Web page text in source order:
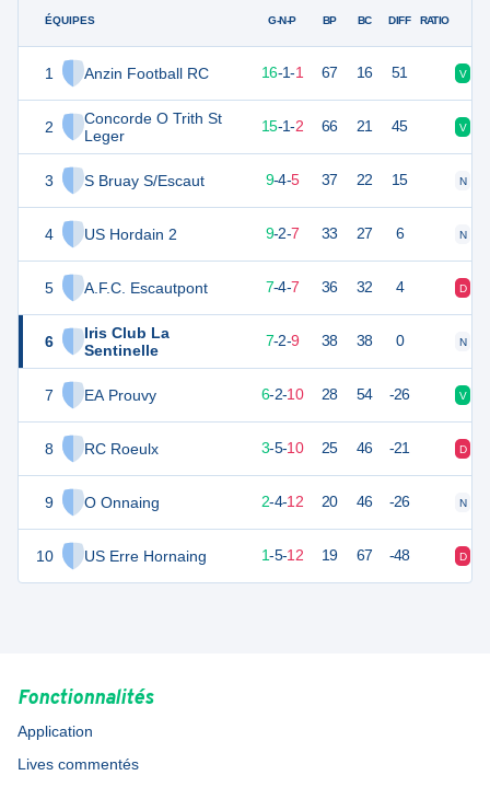
ÉQUIPES
1 Anzin Football RC
2
Concorde O Trith St
Leger
3 S Bruay S/Escaut
4 US Hordain 2
5 A.F.C. Escautpont
6
Iris Club La
Sentinelle
7 EA Prouvy
8 RC Roeulx
9 O Onnaing
10 US Erre Hornaing
G-N-P BP BC DIFF RATIO
49 16-1-1 67 16 51 V
46 15-1-2 66 21 45 V
31 9-4-5 37 22 15 N
9-2-7 33 27 6 N
25 7-4-7 36 32 4 D
7-2-9 38 38 0 N
6-2-10 28 54 -26 V
3-5-10 25 46 -21 D
2-4-12 20 46 -26 N
8 1-5-12 19 67 -48 D
Fonctionnalités
Application
Lives commentés